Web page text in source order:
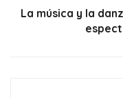
La música y la